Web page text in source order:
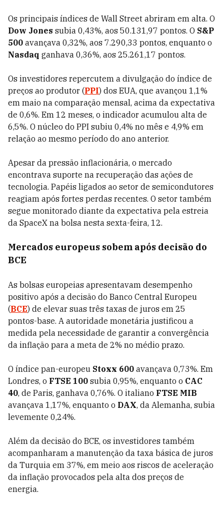
Os principais índices de Wall Street abriram em alta. O
Dow Jones subia 0,43%, aos 50.131,97 pontos. O S&P
500 avançava 0,32%, aos 7.290,33 pontos, enquanto o
Nasdaq ganhava 0,36%, aos 25.261,17 pontos.
Os investidores repercutem a divulgação do índice de
preços ao produtor (PPI) dos EUA, que avançou 1,1%
em maio na comparação mensal, acima da expectativa
de 0,6%. Em 12 meses, o indicador acumulou alta de
6,5%. O núcleo do PPI subiu 0,4% no mês e 4,9% em
relação ao mesmo período do ano anterior.
Apesar da pressão inflacionária, o mercado
encontrava suporte na recuperação das ações de
tecnologia. Papéis ligados ao setor de semicondutores
reagiam após fortes perdas recentes. O setor também
segue monitorado diante da expectativa pela estreia
da SpaceX na bolsa nesta sexta-feira, 12.
Mercados europeus sobem após decisão do
BCE
As bolsas europeias apresentavam desempenho
positivo após a decisão do Banco Central Europeu
(BCE) de elevar suas três taxas de juros em 25
pontos-base. A autoridade monetária justificou a
medida pela necessidade de garantir a convergência
da inflação para a meta de 2% no médio prazo.
O índice pan-europeu Stoxx 600 avançava 0,73%. Em
Londres, o FTSE 100 subia 0,95%, enquanto o CAC
40, de Paris, ganhava 0,76%. O italiano FTSE MIB
avançava 1,17%, enquanto o DAX, da Alemanha, subia
levemente 0,24%.
Além da decisão do BCE, os investidores também
acompanharam a manutenção da taxa básica de juros
da Turquia em 37%, em meio aos riscos de aceleração
da inflação provocados pela alta dos preços de
energia.